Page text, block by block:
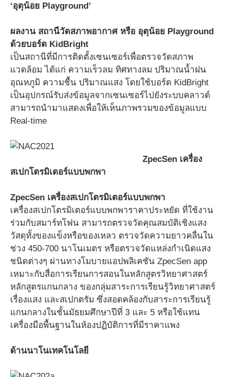
‘อุตุน้อย Playground’
ผลงาน สถานีวัดสภาพอากาศ หรือ อุตุน้อย Playground
ด้วยบอร์ด KidBright
เป็นสถานีที่มีการติดตั้งเซนเซอร์เพื่อตรวจวัดสภาพ
แวดล้อม ได้แก่ ความเร็วลม ทิศทางลม ปริมาณน้ำฝน
อุณหภูมิ ความชื้น ปริมาณแสง โดยใช้บอร์ด KidBright
เป็นอุปกรณ์รับส่งข้อมูลจากเซนเซอร์ไปยังระบบคลาวด์
สามารถนำมาแสดงเพื่อให้เห็นภาพรวมของข้อมูลแบบ
Real-time
ZpecSen เครื่อง
สเปกโตรมิเตอร์แบบพกพา
ZpecSen เครื่องสเปกโตรมิเตอร์แบบพกพา
เครื่องสเปกโตรมิเตอร์แบบพกพาราคาประหยัด ที่ใช้งาน
ร่วมกับสมาร์ทโฟน สามารถตรวจวัดคุณสมบัติเชิงแสง
วัสดุทั้งของแข็งหรือของเหลว ตรวจวัดความยาวคลื่นใน
ช่วง 450-700 นาโนเมตร หรือตรวจวัดแหล่งกำเนิดแสง
ชนิดต่างๆ ผ่านทางโมบายแอปพลิเคชัน ZpecSen app
เหมาะกับสื่อการเรียนการสอนในหลักสูตรวิทยาศาสตร์
หลักสูตรแกนกลาง ของกลุ่มสาระการเรียนรู้วิทยาศาสตร์
เรื่องแสง และสเปกตรัม ซึ่งสอดคล้องกับสาระการเรียนรู้
แกนกลางในชั้นมัธยมศึกษาปีที่ 3 และ 5 หรือใช้แทน
เครื่องมือพื้นฐานในห้องปฏิบัติการที่มีราคาแพง
ด้านนาโนเทคโนโลยี